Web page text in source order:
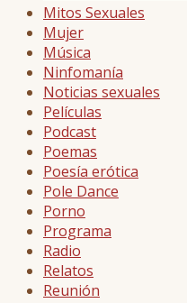
Mitos Sexuales
Mujer
Música
Ninfomanía
Noticias sexuales
Películas
Podcast
Poemas
Poesía erótica
Pole Dance
Porno
Programa
Radio
Relatos
Reunión